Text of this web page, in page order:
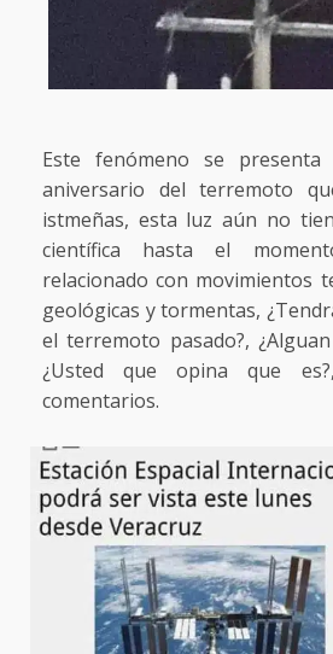
Este fenómeno se
aniversario del terremoto
istmeñas, esta luz aún no
científica hasta el
relacionado con movimientos
geológicas y tormentas,
el terremoto pasado?,
¿Usted que opina que
comentarios.